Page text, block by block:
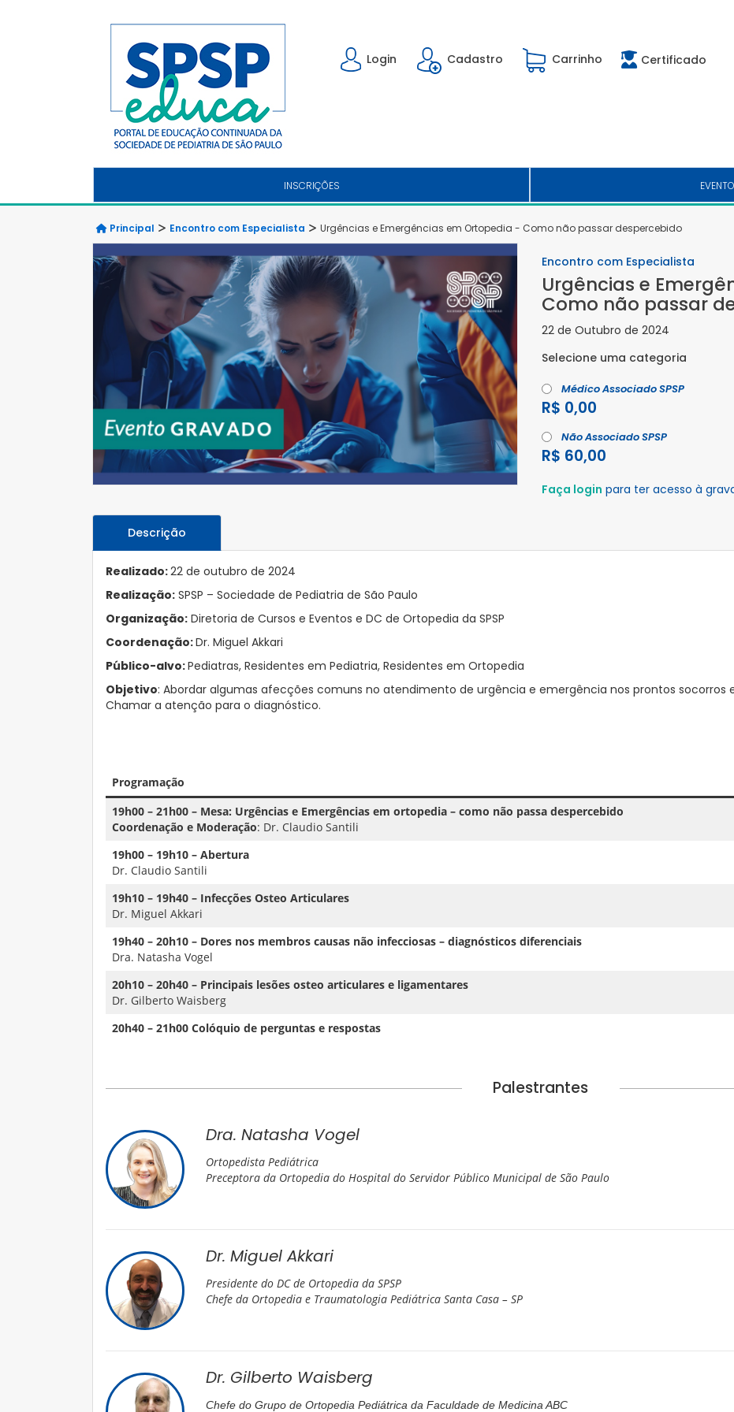
Login Cadastro Carrinho Certificado
INSCRIÇÕES
Principal Encontro com Especialista Urgências e Emergências em Ortopedia - Como não passar despercebido
Encontro com Especialista
Urgências e
Como não passar
22 de Outubro de 2024
Selecione uma categoria
Médico Associado SPSP
R$ 0,00
Não Associado SPSP
R$ 60,00
Faça login para ter acesso à
Descrição
Realizado:22 de outubro de 2024
Realização: SPSP – Sociedade de Pediatria de São Paulo
Organização: Diretoria de Cursos e Eventos e DC de Ortopedia da SPSP
Coordenação:Dr. Miguel Akkari
Público-alvo:Pediatras, Residentes em Pediatria, Residentes em Ortopedia
Objetivo: Abordar algumas afecções comuns no atendimento de urgência e emergência nos prontos socorros
Chamar a atenção para o diagnóstico.
Programação
19h00 – 21h00 – Mesa: Urgências e Emergências em ortopedia – como não passa despercebido
Coordenação e Moderação: Dr. Claudio Santili
19h00 – 19h10 – Abertura
Dr. Claudio Santili
19h10 – 19h40 – Infecções Osteo Articulares
Dr. Miguel Akkari
19h40 – 20h10 – Dores nos membros causas não infecciosas – diagnósticos diferenciais
Dra. Natasha Vogel
20h10 – 20h40 – Principais lesões osteo articulares e ligamentares
Dr. Gilberto Waisberg
20h40 – 21h00 Colóquio de perguntas e respostas
Palestrantes
Dra. Natasha Vogel
Ortopedista Pediátrica
Preceptora da Ortopedia do Hospital do Servidor Público Municipal de São Paulo
Dr. Miguel Akkari
Presidente do DC de Ortopedia da SPSP
Chefe da Ortopedia e Traumatologia Pediátrica Santa Casa – SP
Dr. Gilberto Waisberg
Chefe do Grupo de Ortopedia Pediátrica da Faculdade de Medicina ABC